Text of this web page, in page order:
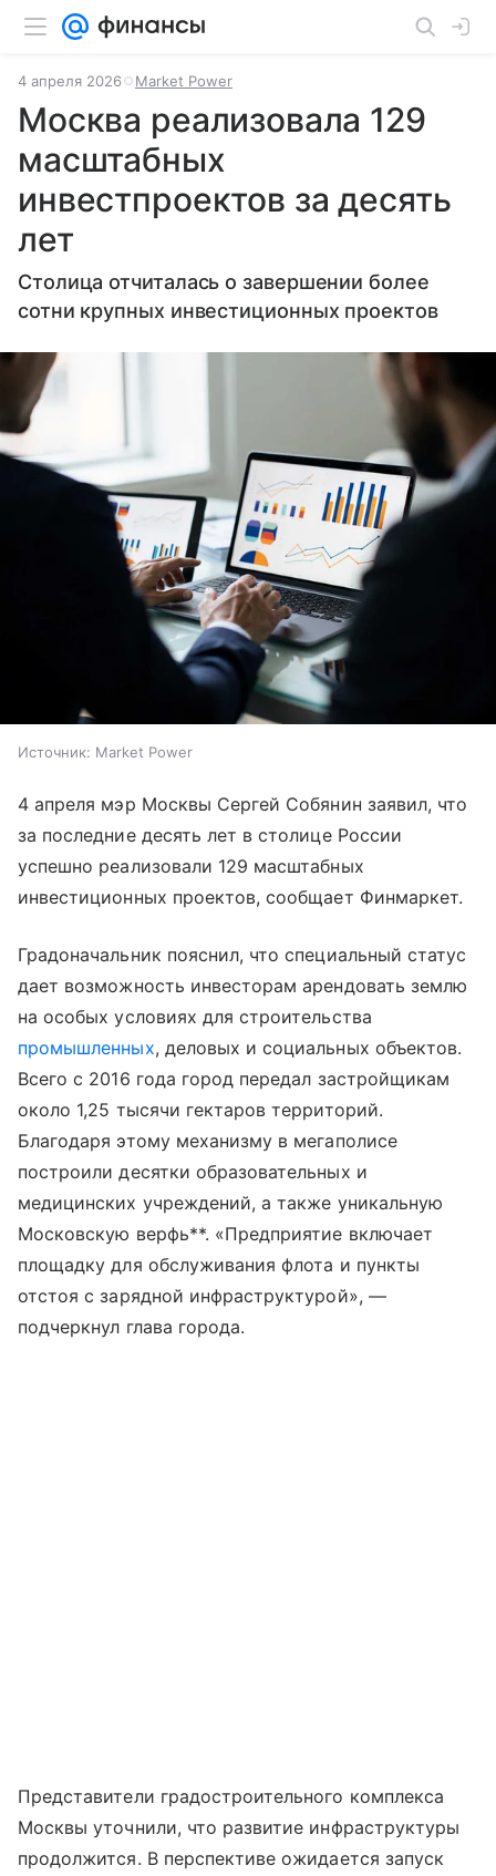
4 апреля 2026 Market Power
Москва реализовала 129
масштабных
инвестпроектов за десять
лет
Столица отчиталась о завершении более
сотни крупных инвестиционных проектов
Источник: Market Power
4 апреля мэр Москвы Сергей Собянин заявил, что
за последние десять лет в столице России
успешно реализовали 129 масштабных
инвестиционных проектов, сообщает Финмаркет.
Градоначальник пояснил, что специальный статус
дает возможность инвесторам арендовать землю
на особых условиях для строительства
промышленных, деловых и социальных объектов.
Всего с 2016 года город передал застройщикам
около 1,25 тысячи гектаров территорий.
Благодаря этому механизму в мегаполисе
построили десятки образовательных и
медицинских учреждений, а также уникальную
Московскую верфь**. «Предприятие включает
площадку для обслуживания флота и пункты
отстоя с зарядной инфраструктурой», —
подчеркнул глава города.
Представители градостроительного комплекса
Москвы уточнили, что развитие инфраструктуры
продолжится. В перспективе ожидается запуск